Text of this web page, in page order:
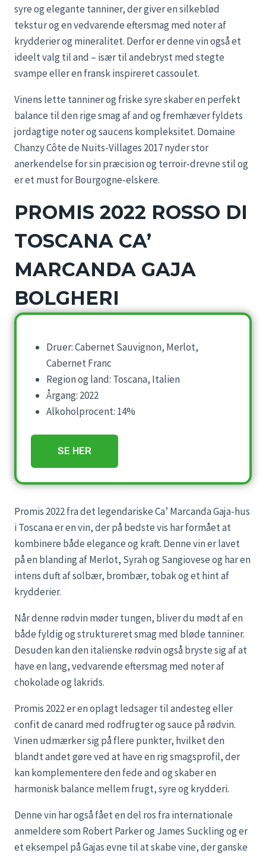
syre og elegante tanniner, der giver en silkeblød
tekstur og en vedvarende eftersmag med noter af
krydderier og mineralitet. Derfor er denne vin også et
ideelt valg til and – især til andebryst med stegte
svampe eller en fransk inspireret cassoulet.
Vinens lette tanniner og friske syre skaber en perfekt
balance til den rige smag af and og fremhæver fyldets
jordagtige noter og saucens kompleksitet. Domaine
Chanzy Côte de Nuits-Villages 2017 nyder stor
anerkendelse for sin præcision og terroir-drevne stil og
er et must for Bourgogne-elskere.
PROMIS 2022 ROSSO DI
TOSCANA CA’
MARCANDA GAJA
BOLGHERI
Druer: Cabernet Sauvignon, Merlot,
Cabernet Franc
Region og land: Toscana, Italien
Årgang: 2022
Alkoholprocent: 14%
SE HER
Promis 2022 fra det legendariske Ca’ Marcanda Gaja-hus
i Toscana er en vin, der på bedste vis har formået at
kombinere både elegance og kraft. Denne vin er lavet
på en blanding af Merlot, Syrah og Sangiovese og har en
intens duft af solbær, brombær, tobak og et hint af
krydderier.
Når denne rødvin møder tungen, bliver du mødt af en
både fyldig og struktureret smag med bløde tanniner.
Desuden kan den italienske rødvin også bryste sig af at
have en lang, vedvarende eftersmag med noter af
chokolade og lakrids.
Promis 2022 er en oplagt ledsager til andesteg eller
confit de canard med rodfrugter og sauce på rødvin.
Vinen udmærker sig på flere punkter, hvilket den
blandt andet gøre ved at have en rig smagsprofil, der
kan komplementere den fede and og skaber en
harmonisk balance mellem frugt, syre og krydderi.
Denne vin har også fået en del ros fra internationale
anmeldere som Robert Parker og James Suckling og er
et eksempel på Gajas evne til at skabe vine, der ganske